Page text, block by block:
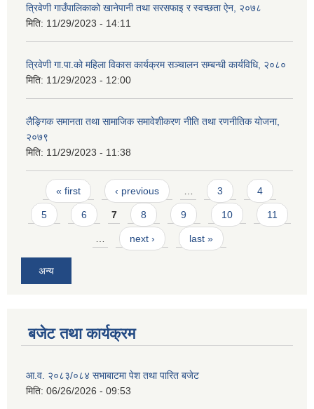
त्रिवेणी गाउँपालिकाको खानेपानी तथा सरसफाइ र स्वच्छता ऐन, २०७८
मिति: 11/29/2023 - 14:11
त्रिवेणी गा.पा.को महिला विकास कार्यक्रम सञ्चालन सम्बन्धी कार्यविधि, २०८०
मिति: 11/29/2023 - 12:00
लैङ्गिक समानता तथा सामाजिक समावेशीकरण नीति तथा रणनीतिक योजना,
२०७९
मिति: 11/29/2023 - 11:38
Pages
« first ‹ previous 3 4
5 6 7 8 9 10 11
next › last »
अन्य
बजेट तथा कार्यक्रम
आ.व. २०८३/०८४ सभाबाटमा पेश तथा पारित बजेट
मिति: 06/26/2026 - 09:53